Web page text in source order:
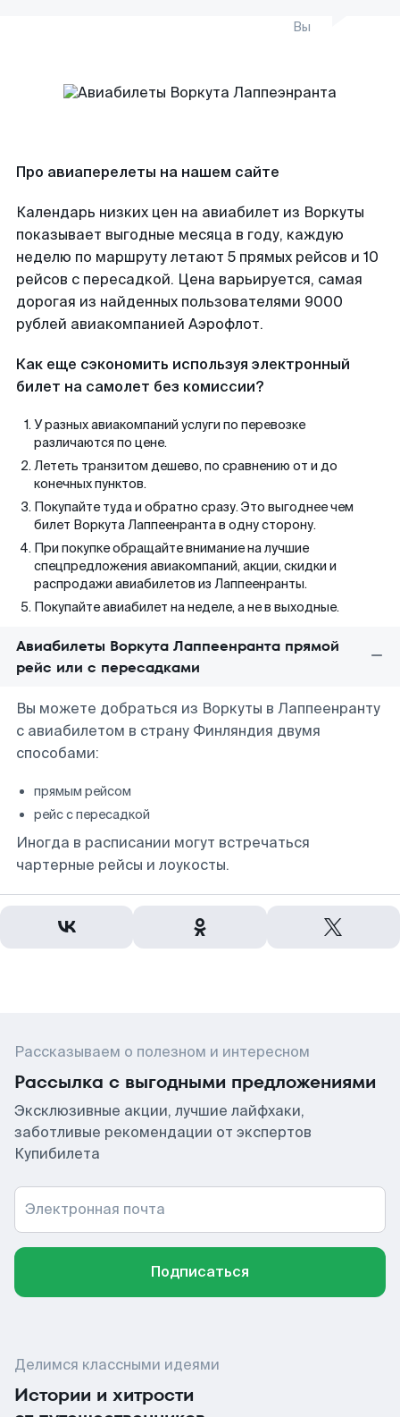
Вы
Про авиаперелеты на нашем сайте
Календарь низких цен на авиабилет из Воркуты
показывает выгодные месяца в году, каждую
неделю по маршруту летают 5 прямых рейсов и 10
рейсов с пересадкой. Цена варьируется, самая
дорогая из найденных пользователями 9000
рублей авиакомпанией Аэрофлот.
Как еще сэкономить используя электронный
билет на самолет без комиссии?
У разных авиакомпаний услуги по перевозке
различаются по цене.
Лететь транзитом дешево, по сравнению от и до
конечных пунктов.
Покупайте туда и обратно сразу. Это выгоднее чем
билет Воркута Лаппеенранта в одну сторону.
При покупке обращайте внимание на лучшие
спецпредложения авиакомпаний, акции, скидки и
распродажи авиабилетов из Лаппеенранты.
Покупайте авиабилет на неделе, а не в выходные.
Авиабилеты Воркута Лаппеенранта прямой
рейс или с пересадками
Вы можете добраться из Воркуты в Лаппеенранту
с авиабилетом в страну Финляндия двумя
способами:
прямым рейсом
рейс с пересадкой
Иногда в расписании могут встречаться
чартерные рейсы и лоукосты.
Рассказываем о полезном и интересном
Рассылка с выгодными предложениями
Эксклюзивные акции, лучшие лайфхаки,
заботливые рекомендации от экспертов
Купибилета
Электронная почта
Подписаться
Делимся классными идеями
Истории и хитрости